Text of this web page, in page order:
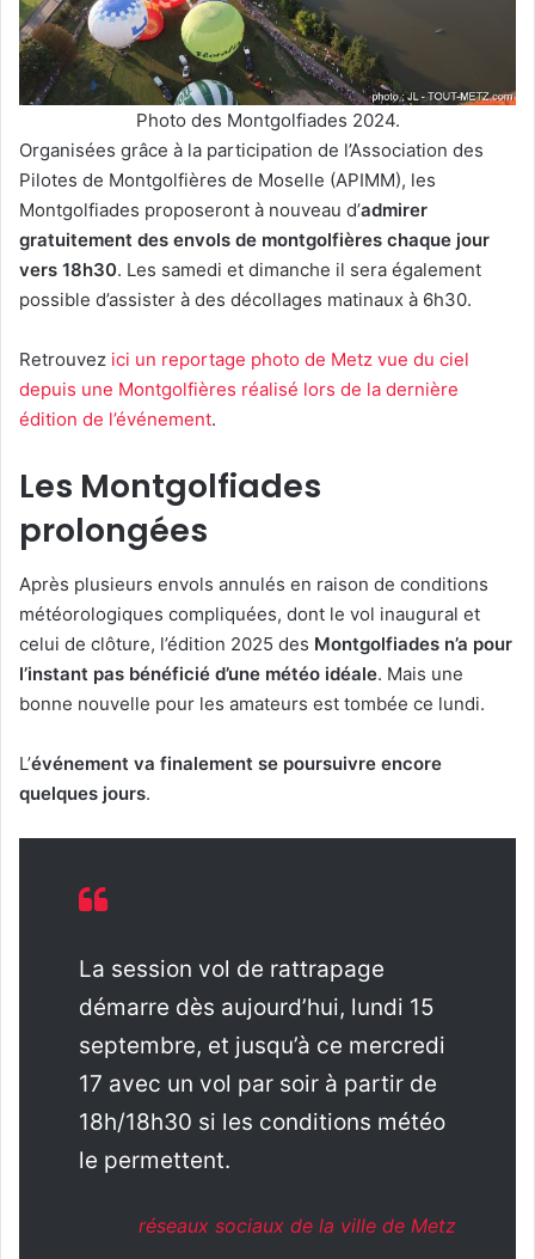
Photo des Montgolfiades 2024.
Organisées grâce à la participation de l’Association des
Pilotes de Montgolfières de Moselle (APIMM), les
Montgolfiades proposeront à nouveau d’admirer
gratuitement des envols de montgolfières chaque jour
vers 18h30. Les samedi et dimanche il sera également
possible d’assister à des décollages matinaux à 6h30.
Retrouvez ici un reportage photo de Metz vue du ciel
depuis une Montgolfières réalisé lors de la dernière
édition de l’événement.
Les Montgolfiades
prolongées
Après plusieurs envols annulés en raison de conditions
météorologiques compliquées, dont le vol inaugural et
celui de clôture, l’édition 2025 des Montgolfiades n’a pour
l’instant pas bénéficié d’une météo idéale. Mais une
bonne nouvelle pour les amateurs est tombée ce lundi.
L’événement va finalement se poursuivre encore
quelques jours.
La session vol de rattrapage
démarre dès aujourd’hui, lundi 15
septembre, et jusqu’à ce mercredi
17 avec un vol par soir à partir de
18h/18h30 si les conditions météo
le permettent.
réseaux sociaux de la ville de Metz